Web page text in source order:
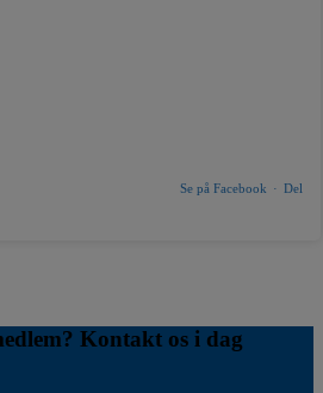
Se på Facebook · Del
Kontakt os i dag